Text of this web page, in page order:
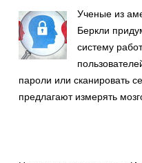
Ученые из
Беркли
систему
пароли или сканировать
предлагают измерять